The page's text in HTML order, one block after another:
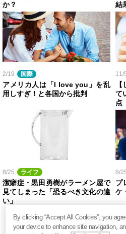
か？
結
2/19 国際
アメリカ人は「I love you」を乱
用しすぎ！と各国から批判
11/
て
点
8/25 ライフ
潔癖症・黒田勇樹がラーメン屋で
見てしまった「恐るべき文化の違
い」
8/
プ
ケ
By clicking “Accept All Cookies”, you
your device to enhance site navigation,